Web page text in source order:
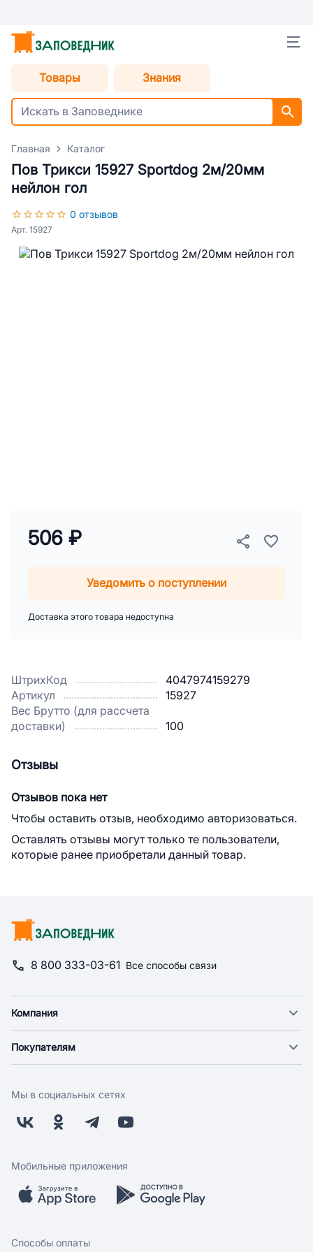
Товары Знания
Главная Каталог
Пов Трикси 15927 Sportdog 2м/20мм
нейлон гол
0 отзывов
Арт. 15927
ШтрихКод
4047974159279
Артикул
15927
Вес Брутто (для рассчета
доставки)
100
506 ₽
Уведомить о поступлении
Доставка этого товара недоступна
Отзывы
Отзывов пока нет
Чтобы оставить отзыв, необходимо авторизоваться.
Оставлять отзывы могут только те пользователи,
которые ранее приобретали данный товар.
8 800 333-03-61 Все способы связи
Компания
Новости
Поставщикам
Заводчикам
Обратная связь
Покупателям
Оплата
Бонусная программа
Скидки и акции
Мобильное приложение
Мы в социальных сетях
Мобильные приложения
Способы оплаты